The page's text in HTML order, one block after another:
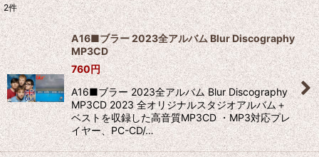
表示数:
並び順:
絞り込む
2件
A16■ブラー 2023全アルバム Blur Discography
MP3CD
760円
A16■ブラー 2023全アルバム Blur Discography
MP3CD 2023 全オリジナルスタジオアルバム＋
ベストを収録した高音質MP3CD ・MP3対応プレ
イヤー、PC-CD/…